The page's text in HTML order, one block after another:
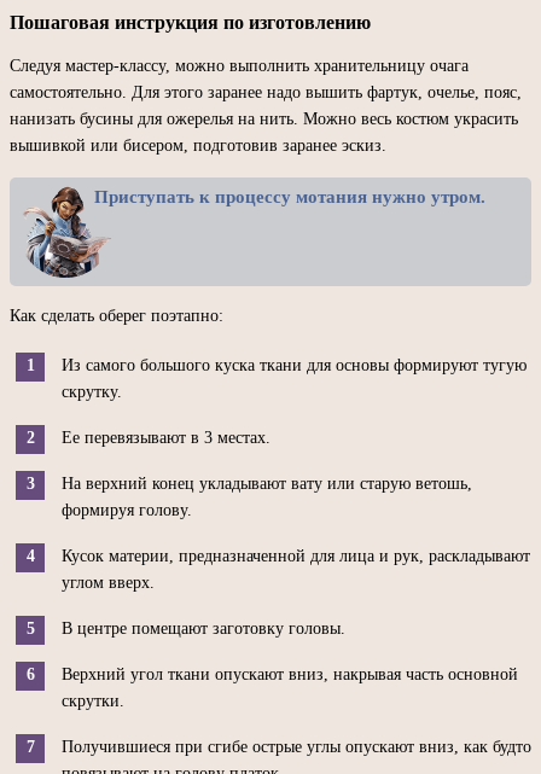
Пошаговая инструкция по изготовлению
Следуя мастер-классу, можно выполнить хранительницу очага
самостоятельно. Для этого заранее надо вышить фартук, очелье, пояс,
нанизать бусины для ожерелья на нить. Можно весь костюм украсить
вышивкой или бисером, подготовив заранее эскиз.
Приступать к процессу мотания нужно утром.
Как сделать оберег поэтапно:
Из самого большого куска ткани для основы формируют тугую
скрутку.
Ее перевязывают в 3 местах.
На верхний конец укладывают вату или старую ветошь,
формируя голову.
Кусок материи, предназначенной для лица и рук, раскладывают
углом вверх.
В центре помещают заготовку головы.
Верхний угол ткани опускают вниз, накрывая часть основной
скрутки.
Получившиеся при сгибе острые углы опускают вниз, как будто